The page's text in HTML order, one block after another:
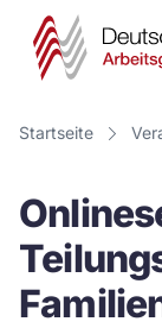
Startseite